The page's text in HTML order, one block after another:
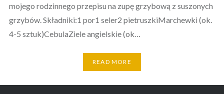
mojego rodzinnego przepisu na zupę grzybową z suszonych
grzybów. Składniki:1 por1 seler2 pietruszkiMarchewki (ok.
4-5 sztuk)CebulaZiele angielskie (ok…
READ MORE